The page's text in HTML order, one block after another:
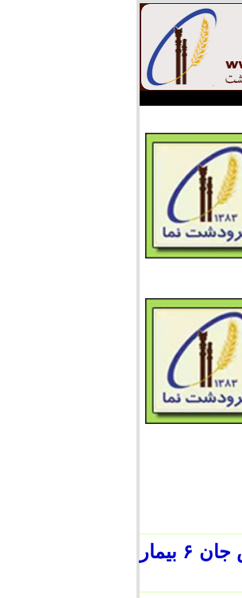
ماجرای غم‌انگیز راضیه دختر مهربانی که با اهدای اعضای بدنش جان ۶ بیمار